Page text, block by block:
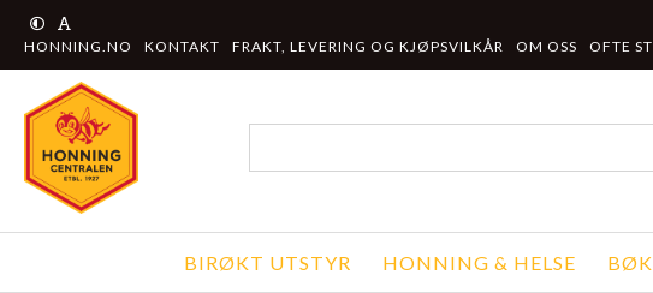
HONNING.NO KONTAKT FRAKT, LEVERING OG KJØPSVILKÅR OM OSS OFTE
BIRØKT UTSTYR HONNING & HELSE